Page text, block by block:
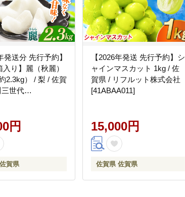
発送分 先行予約】
入り】麗（秋麗）
2.3kg） / 梨 / 佐賀
三世代
円
賀県
【2026年発送 先行予約】シ
ャインマスカット 1kg / 佐
賀県 / リフルット株式会社
[41ABAA011]
15,000円
佐賀県 佐賀県